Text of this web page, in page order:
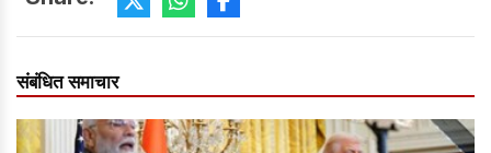
संबंधित समाचार